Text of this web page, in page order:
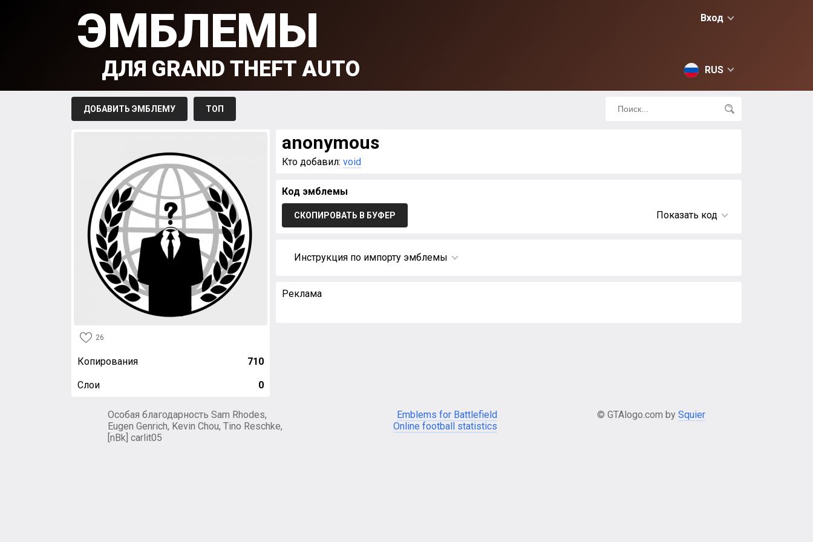
Вход
RUS
ЭМБЛЕМЫ
ДЛЯ GRAND THEFT AUTO
ДОБАВИТЬ ЭМБЛЕМУ ТОП
26
Копирования 710
Слои 0
anonymous
Кто добавил: void
Код эмблемы
СКОПИРОВАТЬ В БУФЕР Показать код
Инструкция по импорту эмблемы
Реклама
Особая благодарность Sam Rhodes,
Eugen Genrich, Kevin Chou, Tino Reschke,
[nBk] carlit05
Emblems for Battlefield
Online football statistics
© GTAlogo.com by Squier